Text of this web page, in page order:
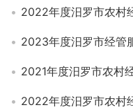
2023年度汨罗市经管